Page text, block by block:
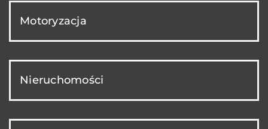
Motoryzacja
Nieruchomości